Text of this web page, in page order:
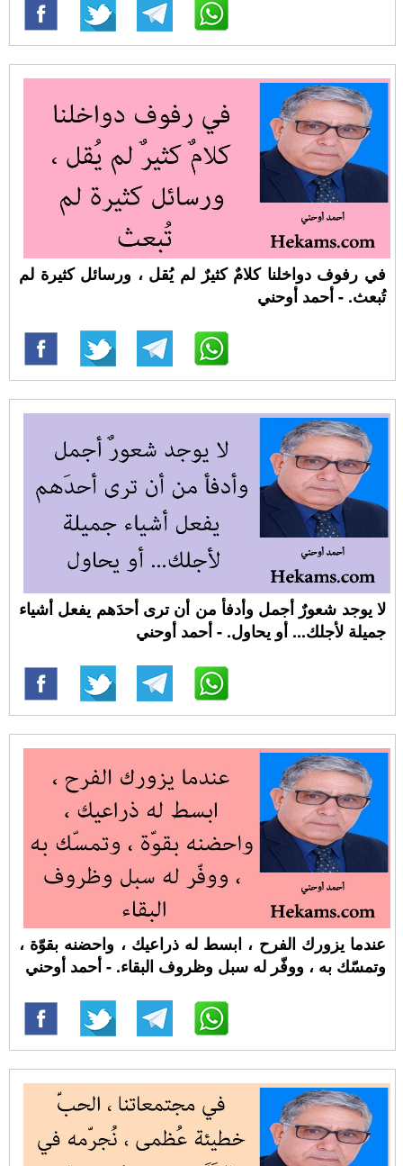
في رفوف دواخلنا كلامٌ كثيرٌ لم يُقل ، ورسائل كثيرة لم
تُبعث. - أحمد أوحني
لا يوجد شعورٌ أجمل وأدفأ من أن ترى أحدَهم يفعل أشياء
جميلة لأجلك... أو يحاول. - أحمد أوحني
عندما يزورك الفرح ، ابسط له ذراعيك ، واحضنه بقوّة ،
وتمسّك به ، ووفّر له سبل وظروف البقاء. - أحمد أوحني